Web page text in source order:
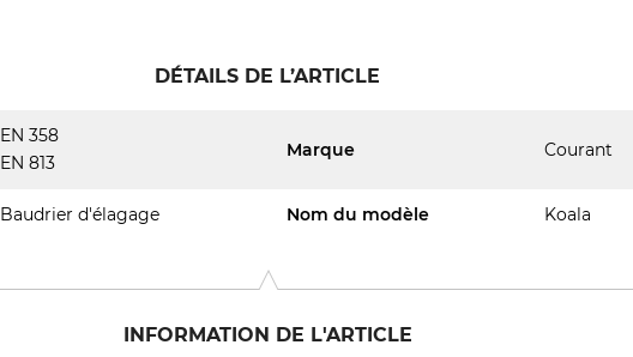
DÉTAILS DE L’ARTICLE
EN 358
EN 813
Marque Courant
Baudrier d'élagage Nom du modèle Koala
INFORMATION DE L'ARTICLE